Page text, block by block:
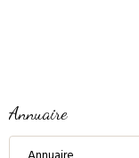
Annuaire